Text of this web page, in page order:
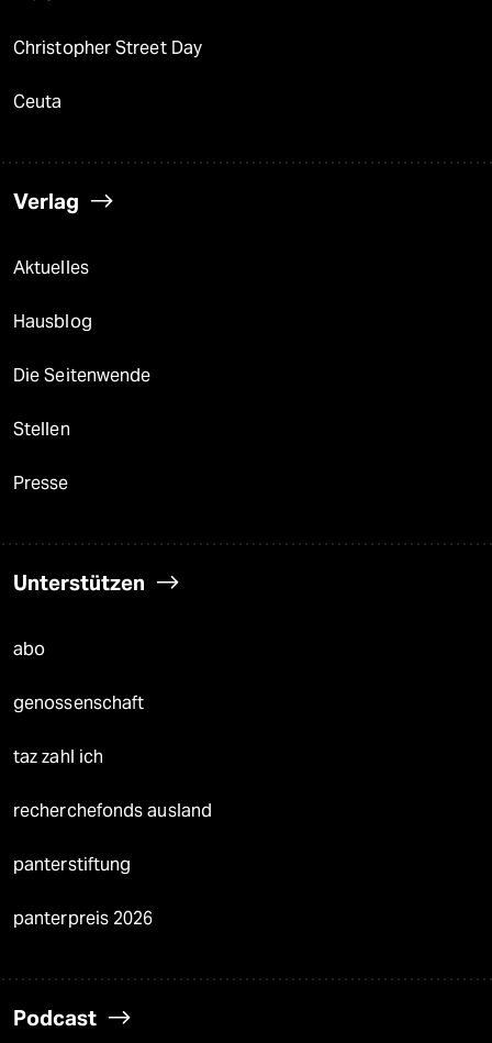
Christopher Street Day
Ceuta
Verlag
Aktuelles
Hausblog
Die Seitenwende
Stellen
Presse
Unterstützen
abo
genossenschaft
taz zahl ich
recherchefonds ausland
panterstiftung
panterpreis 2026
Podcast